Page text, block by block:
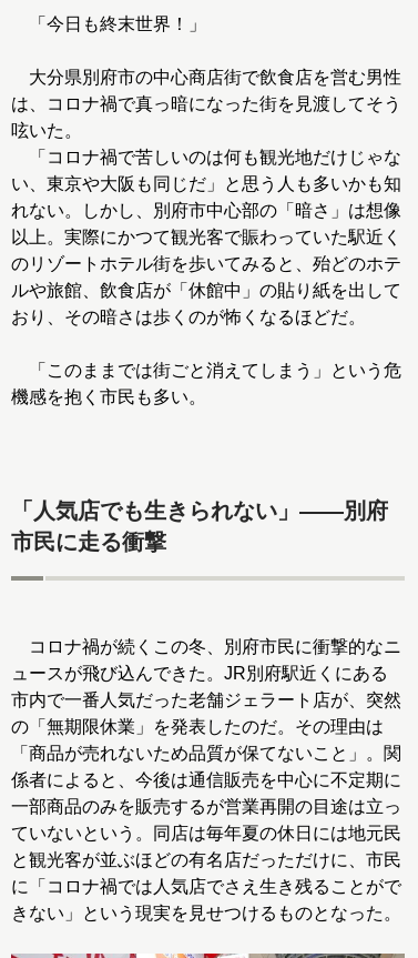
「今日も終末世界！」
大分県別府市の中心商店街で飲食店を営む男性
は、コロナ禍で真っ暗になった街を見渡してそう
呟いた。
「コロナ禍で苦しいのは何も観光地だけじゃな
い、東京や大阪も同じだ」と思う人も多いかも知
れない。しかし、別府市中心部の「暗さ」は想像
以上。実際にかつて観光客で賑わっていた駅近く
のリゾートホテル街を歩いてみると、殆どのホテ
ルや旅館、飲食店が「休館中」の貼り紙を出して
おり、その暗さは歩くのが怖くなるほどだ。
「このままでは街ごと消えてしまう」という危
機感を抱く市民も多い。
「人気店でも生きられない」――別府
市民に走る衝撃
コロナ禍が続くこの冬、別府市民に衝撃的なニ
ュースが飛び込んできた。JR別府駅近くにある
市内で一番人気だった老舗ジェラート店が、突然
の「無期限休業」を発表したのだ。その理由は
「商品が売れないため品質が保てないこと」。関
係者によると、今後は通信販売を中心に不定期に
一部商品のみを販売するが営業再開の目途は立っ
ていないという。同店は毎年夏の休日には地元民
と観光客が並ぶほどの有名店だっただけに、市民
に「コロナ禍では人気店でさえ生き残ることがで
きない」という現実を見せつけるものとなった。